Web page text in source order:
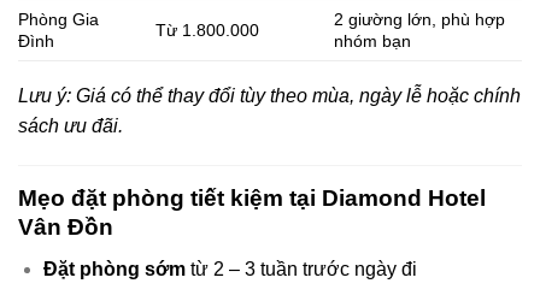
Phòng Gia
Đình
Từ 1.800.000
2 giường lớn, phù hợp
nhóm bạn
Lưu ý: Giá có thể thay đổi tùy theo mùa, ngày lễ hoặc chính
sách ưu đãi.
Mẹo đặt phòng tiết kiệm tại Diamond Hotel
Vân Đồn
Đặt phòng sớmtừ 2 – 3 tuần trước ngày đi